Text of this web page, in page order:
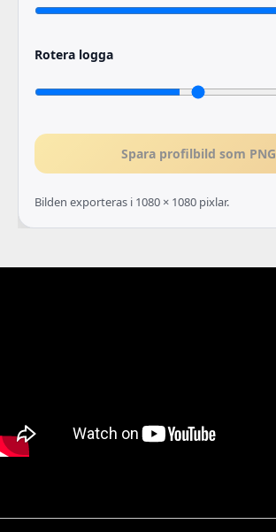
Rotera logga
Spara profilbild som PNG
Bilden exporteras i 1080 × 1080 pixlar.